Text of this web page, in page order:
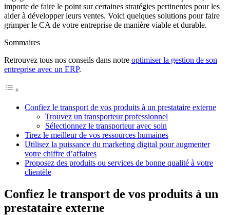
importe de faire le point sur certaines stratégies pertinentes pour les
aider à développer leurs ventes. Voici quelques solutions pour faire
grimper le CA de votre entreprise de manière viable et durable.
Sommaires
Retrouvez tous nos conseils dans notre optimiser la gestion de son
entreprise avec un ERP.
Confiez le transport de vos produits à un prestataire externe
Trouvez un transporteur professionnel
Sélectionnez le transporteur avec soin
Tirez le meilleur de vos ressources humaines
Utilisez la puissance du marketing digital pour augmenter
votre chiffre d’affaires
Proposez des produits ou services de bonne qualité à votre
clientèle
Confiez le transport de vos produits à un
prestataire externe